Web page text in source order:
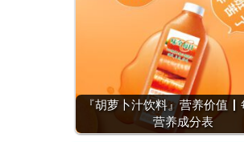
『胡萝卜汁饮料』营养价值 |
营养成分表